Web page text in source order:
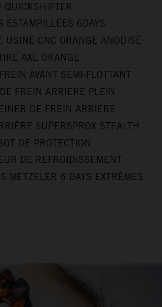
QUICKSHIFTER
ESTAMPILLÉES 6DAYS
USINÉ CNC ORANGE ANODISÉ
AXE ORANGE
AVANT SEMI-FLOTTANT
FREIN ARRIÈRE PLEIN
DE FREIN ARRIÈRE
SUPERSPROX STEALTH
DE PROTECTION
DE REFROIDISSEMENT
METZELER 6 DAYS EXTRÊMES